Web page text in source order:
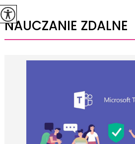
NAUCZANIE ZDALNE